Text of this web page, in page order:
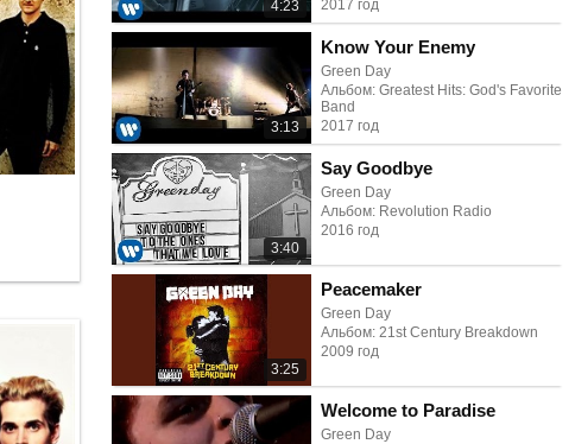
4:23
2017 год
3:13
Know Your Enemy
Green Day
Альбом: Greatest Hits: God's Favorite
Band
2017 год
3:40
Say Goodbye
Green Day
Альбом: Revolution Radio
2016 год
3:25
Peacemaker
Green Day
Альбом: 21st Century Breakdown
2009 год
Welcome to Paradise
Green Day